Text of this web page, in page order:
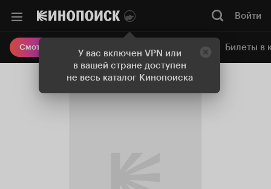
У вас включен VPN или
в вашей стране доступен
не весь каталог Кинопоиска
Войти
Смотреть кино Онлайн-кинотеатр Билеты в